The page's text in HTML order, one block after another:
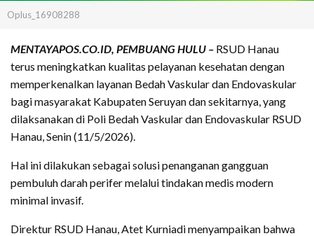
Oplus_16908288
MENTAYAPOS.CO.ID, PEMBUANG HULU – RSUD Hanau
terus meningkatkan kualitas pelayanan kesehatan dengan
memperkenalkan layanan Bedah Vaskular dan Endovaskular
bagi masyarakat Kabupaten Seruyan dan sekitarnya, yang
dilaksanakan di Poli Bedah Vaskular dan Endovaskular RSUD
Hanau, Senin (11/5/2026).
Hal ini dilakukan sebagai solusi penanganan gangguan
pembuluh darah perifer melalui tindakan medis modern
minimal invasif.
Direktur RSUD Hanau, Atet Kurniadi menyampaikan bahwa